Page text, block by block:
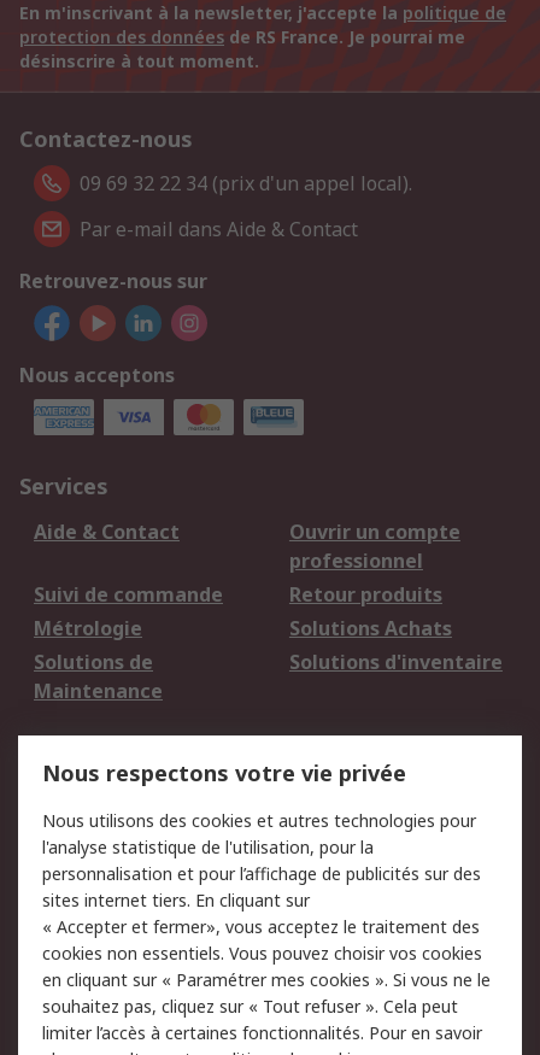
En m'inscrivant à la newsletter, j'accepte la politique de
protection des données de RS France. Je pourrai me
désinscrire à tout moment.
Contactez-nous
09 69 32 22 34 (prix d'un appel local).
Par e-mail dans Aide & Contact
Retrouvez-nous sur
Nous acceptons
Services
Aide & Contact
Ouvrir un compte
professionnel
Suivi de commande
Retour produits
Métrologie
Solutions Achats
Solutions de
Maintenance
Solutions d'inventaire
du site
Politique de protection
des données - Mise à
jour
Sécurité des E-mails
Conditions générales
de vente
Politique anti-
corruption
Campagnes marketing
Nous respectons votre vie privée
Nous utilisons des cookies et autres technologies pour
l'analyse statistique de l'utilisation, pour la
personnalisation et pour l’affichage de publicités sur des
sites internet tiers. En cliquant sur
« Accepter et fermer», vous acceptez le traitement des
cookies non essentiels. Vous pouvez choisir vos cookies
en cliquant sur « Paramétrer mes cookies ». Si vous ne le
souhaitez pas, cliquez sur « Tout refuser ». Cela peut
limiter l’accès à certaines fonctionnalités. Pour en savoir